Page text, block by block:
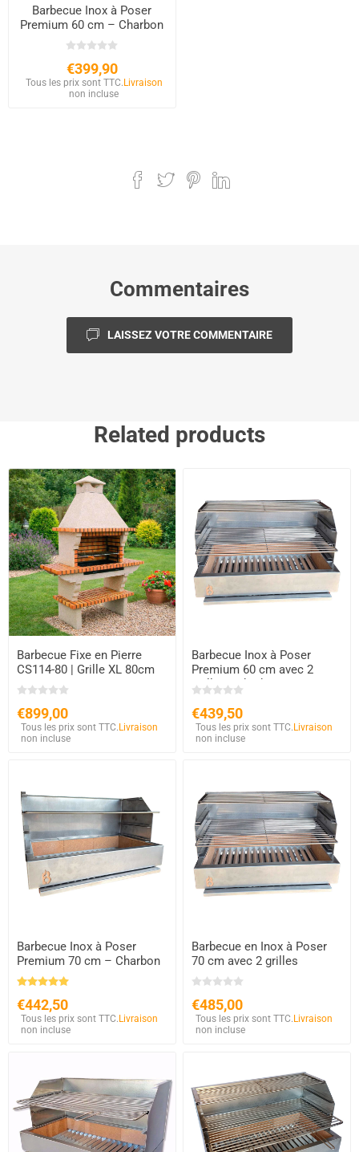
Barbecue Inox à Poser
Premium 60 cm – Charbon
& Bois – Briques
Réfractaires
€399,90
Tous les prix sont TTC.Livraison
non incluse
Commentaires
LAISSEZ VOTRE COMMENTAIRE
Related products
Barbecue Fixe en Pierre
CS114-80 | Grille XL 80cm
€899,00
Tous les prix sont TTC.Livraison
non incluse
Barbecue Inox à Poser
Premium 60 cm avec 2
Grilles | Charbon & Bois
€439,50
Tous les prix sont TTC.Livraison
non incluse
Barbecue Inox à Poser
Premium 70 cm – Charbon
& Bois – Briques
Réfractaires
€442,50
Tous les prix sont TTC. Livraison
non incluse
Barbecue en Inox à Poser
70 cm avec 2 grilles
€485,00
Tous les prix sont TTC. Livraison
non incluse